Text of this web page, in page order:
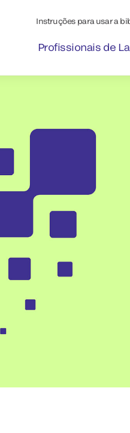
Instruções para usar a
Profissionais de